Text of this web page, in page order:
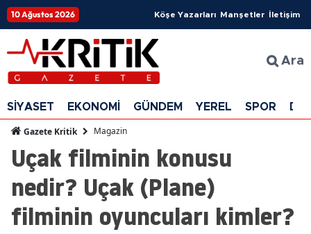
10 Ağustos 2026 Köşe Yazarları Manşetler İletişim
Ara
SİYASET EKONOMİ GÜNDEM YEREL SPOR
Gazete Kritik Magazin
Uçak filminin konusu
nedir? Uçak (Plane)
filminin oyuncuları kimler?